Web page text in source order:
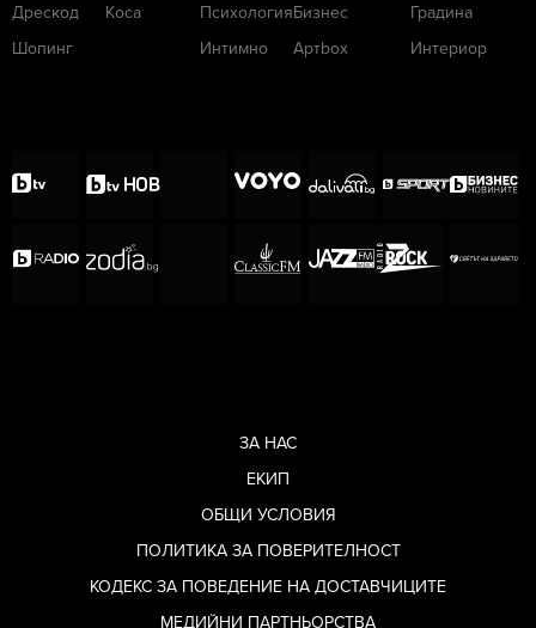
Дрескод
Шопинг
Коса
Психология
Интимно
Бизнес
Артbox
Градина
Интериор
ЗА НАС
ЕКИП
ОБЩИ УСЛОВИЯ
ПОЛИТИКА ЗА ПОВЕРИТЕЛНОСТ
КОДЕКС ЗА ПОВЕДЕНИЕ НА ДОСТАВЧИЦИТЕ
МЕДИЙНИ ПАРТНЬОРСТВА